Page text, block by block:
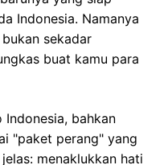
Indonesia. Namanya
sekadar
buat kamu para
Indonesia, bahkan
"paket perang" yang
menaklukkan hati